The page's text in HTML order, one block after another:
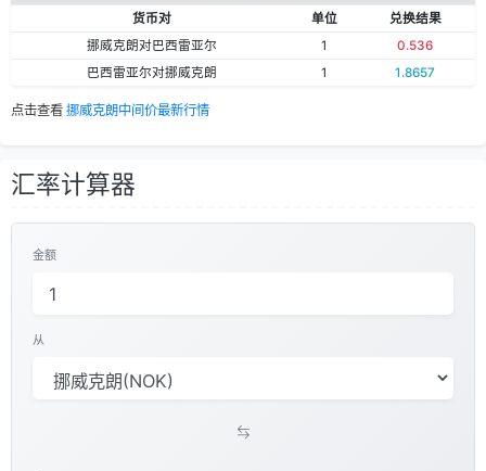
货币对
单位
兑换结果
挪威克朗对巴西雷亚尔
1
0.536
巴西雷亚尔对挪威克朗
1 1.8657
点击查看 挪威克朗中间价最新行情
汇率计算器
金额
从